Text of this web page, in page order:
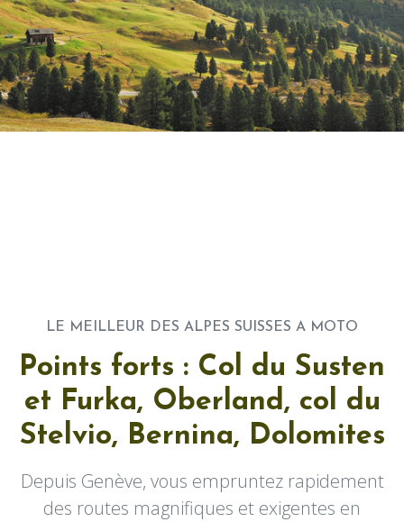
LE MEILLEUR DES ALPES SUISSES A MOTO
Points forts : Col du Susten
et Furka, Oberland, col du
Stelvio, Bernina, Dolomites
Depuis Genève, vous empruntez rapidement
des routes magnifiques et exigentes en